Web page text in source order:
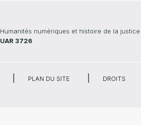
Humanités numériques et histoire de la justice
UAR 3726
PLAN DU SITE DROITS